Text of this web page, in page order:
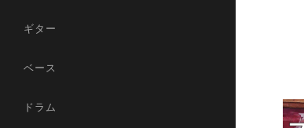
ギター
ベース
ドラム